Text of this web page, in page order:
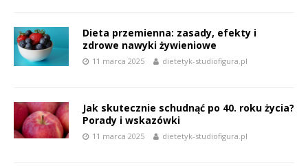
Dieta przemienna: zasady, efekty i
zdrowe nawyki żywieniowe
11 marca 2025 dietetyk-studiofigura.pl
Jak skutecznie schudnąć po 40. roku życia?
Porady i wskazówki
11 marca 2025 dietetyk-studiofigura.pl